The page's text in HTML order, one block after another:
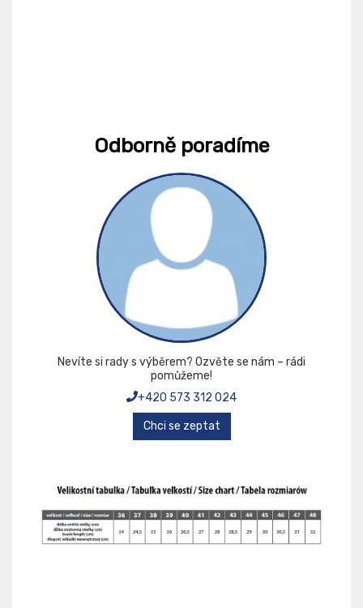
Odborně poradíme
Nevíte si rady s výběrem? Ozvěte se nám – rádi
pomůžeme!
+420 573 312 024
Chci se zeptat